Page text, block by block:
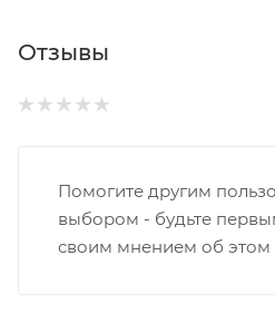
Отзывы
Помогите другим
выбором - будьте
своим мнением об этом